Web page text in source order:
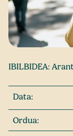
IBILBIDEA:
Data:
Ordua: